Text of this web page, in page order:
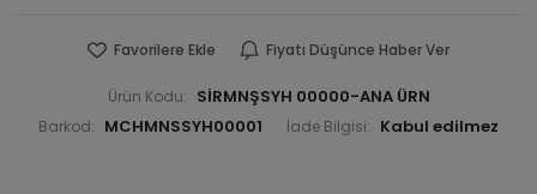
Favorilere Ekle Fiyatı Düşünce Haber Ver
Ürün Kodu: SİRMNŞSYH 00000-ANA ÜRN
Barkod: MCHMNSSYH00001 İade Bilgisi: